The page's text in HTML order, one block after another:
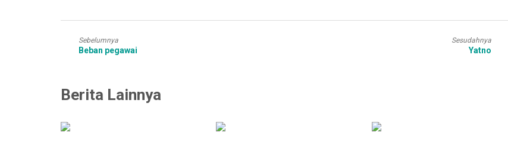
Sebelumnya
Beban pegawai
Sesudahnya
Yatno
Berita Lainnya